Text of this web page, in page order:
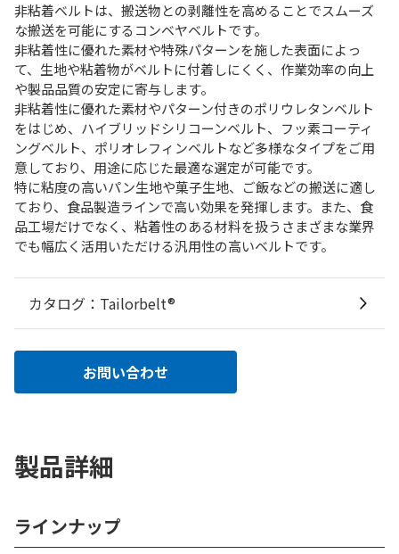
非粘着ベルトは、搬送物との剥離性を高めることでスムーズ
な搬送を可能にするコンベヤベルトです。
非粘着性に優れた素材や特殊パターンを施した表面によっ
て、生地や粘着物がベルトに付着しにくく、作業効率の向上
や製品品質の安定に寄与します。
非粘着性に優れた素材やパターン付きのポリウレタンベルト
をはじめ、ハイブリッドシリコーンベルト、フッ素コーティ
ングベルト、ポリオレフィンベルトなど多様なタイプをご用
意しており、用途に応じた最適な選定が可能です。
特に粘度の高いパン生地や菓子生地、ご飯などの搬送に適し
ており、食品製造ラインで高い効果を発揮します。また、食
品工場だけでなく、粘着性のある材料を扱うさまざまな業界
でも幅広く活用いただける汎用性の高いベルトです。
カタログ：Tailorbelt®
お問い合わせ
製品詳細
ラインナップ